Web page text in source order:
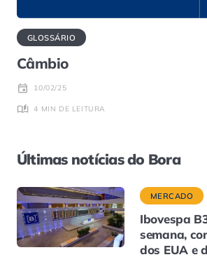
GLOSSÁRIO
Câmbio
10/02/25
4 MIN DE LEITURA
Últimas notícias do Bora
MERCADO
Ibovespa
semana,
dos EUA e